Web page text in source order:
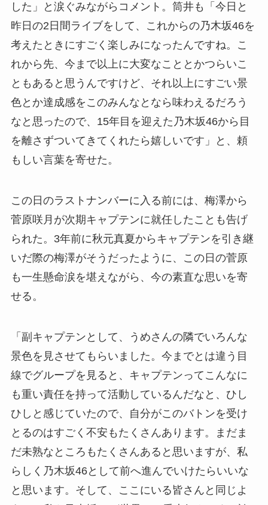
した」と涙ぐみながらコメント。筒井も「今日と
昨日の2日間ライブをして、これからの乃木坂46を
考えたときにすごく楽しみになったんですね。こ
れから先、今まで以上に大変なこととかつらいこ
ともあると思うんですけど、それ以上にすごい景
色とか達成感をこのみんなとなら味わえるだろう
なと思ったので、15年目を迎えた乃木坂46から目
を離さずついてきてくれたら嬉しいです」と、頼
もしい言葉を寄せた。
この日のラストナンバーに入る前には、梅澤から
菅原咲月が次期キャプテンに就任したことも告げ
られた。3年前に秋元真夏からキャプテンを引き継
いだ際の梅澤がそうだったように、この日の菅原
も一生懸命涙を堪えながら、今の素直な思いを寄
せる。
「副キャプテンとして、うめさんの隣でいろんな
景色を見させてもらいました。今までとは違う目
線でグループを見ると、キャプテンってこんなに
も重い責任を持って活動しているんだなと、ひし
ひしと感じていたので、自分がこのバトンを受け
とるのはすごく不安もたくさんあります。まだま
だ未熟なところもたくさんあると思いますが、私
らしく乃木坂46として前へ進んでいけたらいいな
と思います。そして、ここにいる皆さんと同じよ